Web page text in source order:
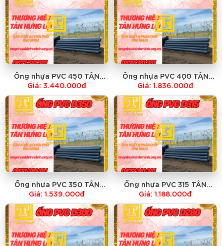
Ống nhựa PVC 450 TÂN
HƯNG LỢI-GIÁ RẺ NHẤT
Giá: 3.440.000đ
Ống nhựa PVC 400 TÂN
HƯNG LỢI-GIÁ RẺ NHẤT
Giá: 1.836.000đ
Ống nhựa PVC 350 TÂN
HƯNG LỢI-GIÁ RẺ NHẤT
Giá: 1.539.000đ
Ống nhựa PVC 315 TÂN
HƯNG LỢI-GIÁ RẺ NHẤT
Giá: 1.188.000đ